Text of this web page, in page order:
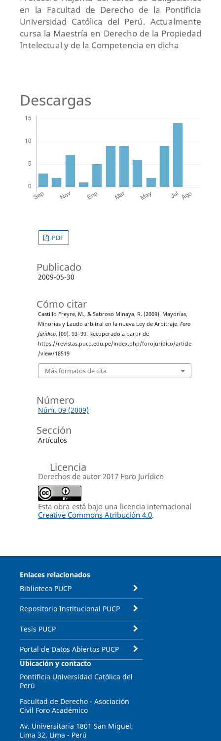
en la Facultad de Derecho de la Pontificia
Universidad Católica del Perú. Actualmente
cursa la Maestría en Derecho de la Propiedad
Intelectual y de la Competencia en dicha
Descargas
PDF
Publicado
2009-05-30
Cómo citar
Castillo Freyre, M., & Sabroso Minaya, R. (2009). Mayorías,
Minorías y Laudo arbitral en la nueva Ley de Arbitraje. Foro
Jurídico, (09), 93–99. Recuperado a partir de
https://revistas.pucp.edu.pe/index.php/forojuridico/article
/view/18519
Más formatos de cita
Número
Núm. 09 (2009)
Sección
Artículos
Licencia
Derechos de autor 2017 Foro Jurídico
Esta obra está bajo una licencia internacional
Creative Commons Atribución 4.0.
Enlaces relacionados
Biblioteca PUCP
Repositorio Institucional PUCP
Tesis PUCP
Portal de Datos Abiertos PUCP
Ubicación y contacto
Pontificia Universidad Católica del
Perú
Facultad de Derecho - Asociación
Civil Foro Académico
Av. Universitaria 1801 San Miguel,
Lima 32, Lima - Perú